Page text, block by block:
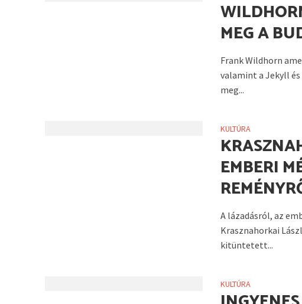
MEG A
Frank Wildhorn
valamint a Jekyll és
meg...
KULTÚRA
EMBERI
A lázadásról, az
Krasznahorkai
kitüntetett...
KULTÚRA